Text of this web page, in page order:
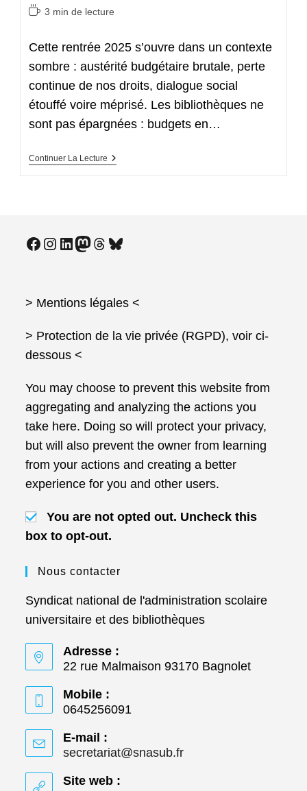
Temps3 min de lecture
Cette rentrée 2025 s’ouvre dans un contexte
sombre : austérité budgétaire brutale, perte
continue de nos droits, dialogue social
étouffé voire méprisé. Les bibliothèques ne
sont pas épargnées : budgets en…
Continuer La Lecture Filière
Facebook
Instagram
LinkedIn
Mastodon
ThreadsBluesky
> Mentions légales <
> Protection de la vie privée (RGPD), voir ci-
dessous <
You may choose to prevent this website from
aggregating and analyzing the actions you
take here. Doing so will protect your privacy,
but will also prevent the owner from learning
from your actions and creating a better
experience for you and other users.
You are not opted out. Uncheck this
box to opt-out.
Nous contacter
Syndicat national de l'administration scolaire
universitaire et des bibliothèques
Adresse :
22 rue Malmaison 93170 Bagnolet
Mobile :
0645256091
E-mail :
secretariat@snasub.frS’ouvre
Site web :